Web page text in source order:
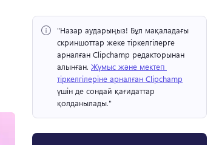
"Назар аударыңыз! Бұл мақаладағы
скриншоттар жеке тіркелгілерге
арналған Clipchamp редакторынан
алынған. Жұмыс және мектеп
тіркелгілеріне арналған Clipchamp
үшін де сондай қағидаттар
қолданылады."